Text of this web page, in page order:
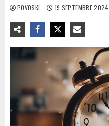
POVOSKI 19 SEPTEMBRE 2024